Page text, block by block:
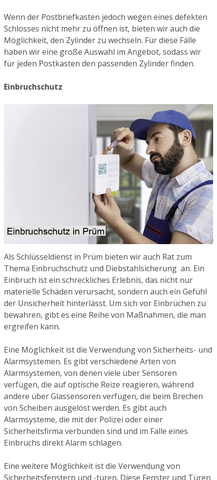
Wenn der Postbriefkasten jedoch wegen eines defekten
Schlosses nicht mehr zu öffnen ist, bieten wir auch die
Möglichkeit, den Zylinder zu wechseln. Für diese Fälle
haben wir eine große Auswahl im Angebot, sodass wir
für jeden Postkasten den passenden Zylinder finden.
Einbruchschutz
Als Schlüsseldienst in Prüm bieten wir auch Rat zum
Thema Einbruchschutz und Diebstahlsicherung an. Ein
Einbruch ist ein schreckliches Erlebnis, das nicht nur
materielle Schäden verursacht, sondern auch ein Gefühl
der Unsicherheit hinterlässt. Um sich vor Einbrüchen zu
bewahren, gibt es eine Reihe von Maßnahmen, die man
ergreifen kann.
Eine Möglichkeit ist die Verwendung von Sicherheits- und
Alarmsystemen. Es gibt verschiedene Arten von
Alarmsystemen, von denen viele über Sensoren
verfügen, die auf optische Reize reagieren, während
andere über Glassensoren verfügen, die beim Brechen
von Scheiben ausgelöst werden. Es gibt auch
Alarmsysteme, die mit der Polizei oder einer
Sicherheitsfirma verbunden sind und im Falle eines
Einbruchs direkt Alarm schlagen.
Eine weitere Möglichkeit ist die Verwendung von
Sicherheitsfenstern und -türen. Diese Fenster und Türen